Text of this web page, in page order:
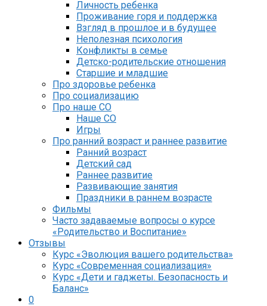
Личность ребенка
Проживание горя и поддержка
Взгляд в прошлое и в будущее
Неполезная психология
Конфликты в семье
Детско-родительские отношения
Старшие и младшие
Про здоровье ребенка
Про социализацию
Про наше СО
Наше СО
Игры
Про ранний возраст и раннее развитие
Ранний возраст
Детский сад
Раннее развитие
Развивающие занятия
Праздники в раннем возрасте
Фильмы
Часто задаваемые вопросы о курсе
«Родительство и Воспитание»
Отзывы
Курс «Эволюция вашего родительства»
Курс «Современная социализация»
Курс «Дети и гаджеты. Безопасность и
Баланс»
0